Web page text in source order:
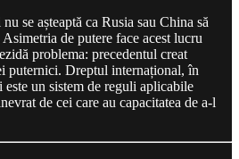
se așteaptă ca Rusia sau China să
de putere face acest lucru
problema: precedentul creat
puternici. Dreptul internațional, în
este un sistem de reguli aplicabile
de cei care au capacitatea de a-l